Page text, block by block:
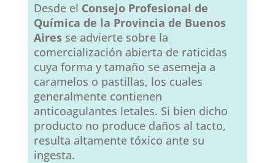
Desde el Consejo Profesional de
Química de la Provincia de Buenos
Airesse advierte sobre la
comercialización abierta de raticidas
cuya forma y tamaño se asemeja a
caramelos o pastillas, los cuales
generalmente contienen
anticoagulantes letales. Si bien dicho
producto no produce daños al tacto,
resulta altamente tóxico ante su
ingesta.